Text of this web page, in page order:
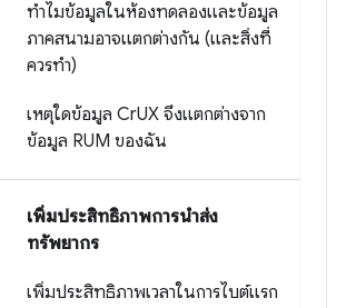
ทำไมข้อมูลในห้องทดลองและข้อมูล
ภาคสนามอาจแตกต่างกัน (และสิ่งที่
ควรทำ)
เหตุใดข้อมูล CrUX จึงแตกต่างจาก
ข้อมูล RUM ของฉัน
เพิ่มประสิทธิภาพการนำส่ง
ทรัพยากร
เพิ่มประสิทธิภาพเวลาในการไบต์แรก